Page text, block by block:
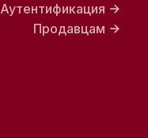
Аутентификация
Продавцам